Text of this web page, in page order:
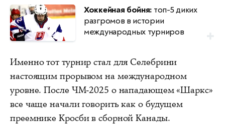
Хоккейная бойня: топ-5 диких
разгромов в истории
международных турниров
Именно тот турнир стал для Селебрини
настоящим прорывом на международном
уровне. После ЧМ-2025 о нападающем «Шаркс»
все чаще начали говорить как о будущем
преемнике Кросби в сборной Канады.